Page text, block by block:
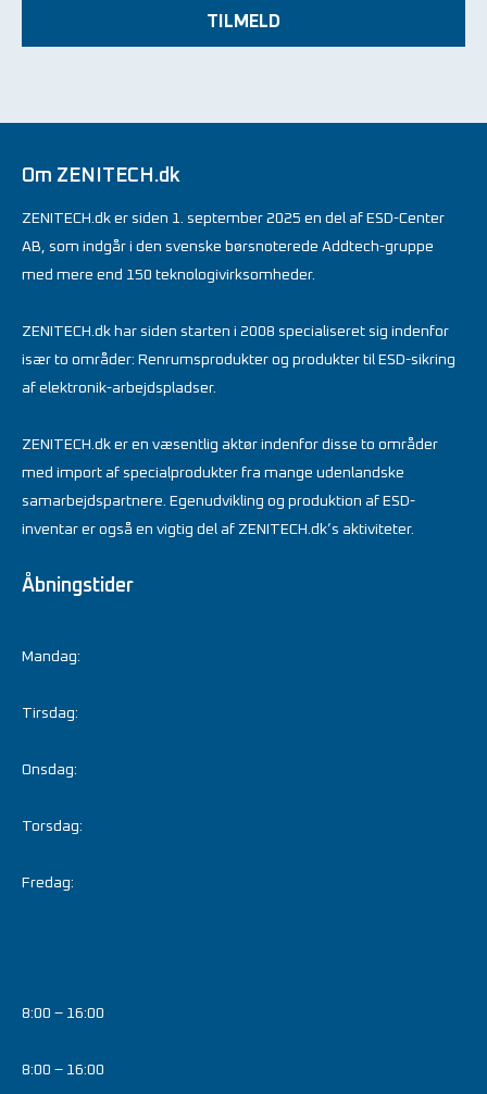
TILMELD
Om ZENITECH.dk
ZENITECH.dk er siden 1. september 2025 en del af ESD-Center
AB, som indgår i den svenske børsnoterede Addtech-gruppe
med mere end 150 teknologivirksomheder.
ZENITECH.dk har siden starten i 2008 specialiseret sig indenfor
især to områder: Renrumsprodukter og produkter til ESD-sikring
af elektronik-arbejdspladser.
ZENITECH.dk er en væsentlig aktør indenfor disse to områder
med import af specialprodukter fra mange udenlandske
samarbejdspartnere. Egenudvikling og produktion af ESD-
inventar er også en vigtig del af ZENITECH.dk’s aktiviteter.
Åbningstider
Mandag:
Tirsdag:
Onsdag:
Torsdag:
Fredag:
8:00 – 16:00
8:00 – 16:00